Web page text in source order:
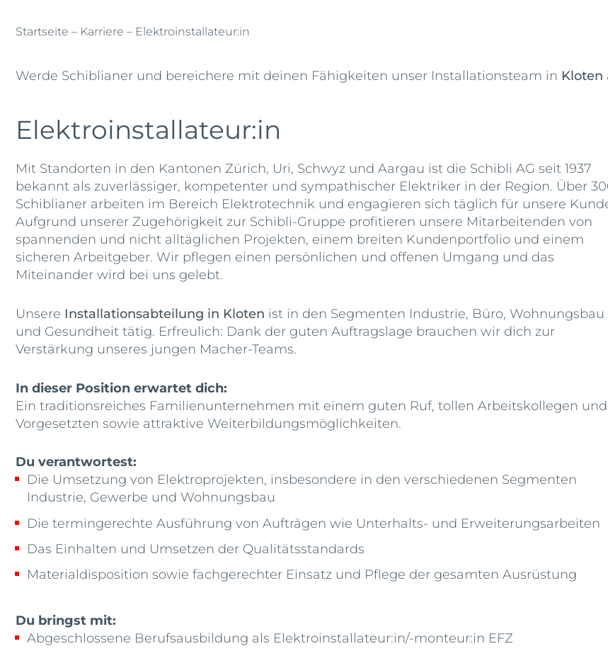
Startseite – Karriere – Elektroinstallateur:in
Werde Schiblianer und bereichere mit deinen Fähigkeiten unser Installationsteam in Kloten
Elektroinstallateur:in
Mit Standorten in den Kantonen Zürich, Uri, Schwyz und Aargau ist die Schibli AG seit 1937
bekannt als zuverlässiger, kompetenter und sympathischer Elektriker in der Region. Über
Schiblianer arbeiten im Bereich Elektrotechnik und engagieren sich täglich für unsere
Aufgrund unserer Zugehörigkeit zur Schibli-Gruppe profitieren unsere Mitarbeitenden von
spannenden und nicht alltäglichen Projekten, einem breiten Kundenportfolio und einem
sicheren Arbeitgeber. Wir pflegen einen persönlichen und offenen Umgang und das
Miteinander wird bei uns gelebt.
Unsere Installationsabteilung in Kloten ist in den Segmenten Industrie, Büro, Wohnungsbau
und Gesundheit tätig. Erfreulich: Dank der guten Auftragslage brauchen wir dich zur
Verstärkung unseres jungen Macher-Teams.
In dieser Position erwartet dich:
Ein traditionsreiches Familienunternehmen mit einem guten Ruf, tollen Arbeitskollegen und
Vorgesetzten sowie attraktive Weiterbildungsmöglichkeiten.
Du verantwortest:
Die Umsetzung von Elektroprojekten, insbesondere in den verschiedenen Segmenten
Industrie, Gewerbe und Wohnungsbau
Die termingerechte Ausführung von Aufträgen wie Unterhalts- und Erweiterungsarbeiten
Das Einhalten und Umsetzen der Qualitätsstandards
Materialdisposition sowie fachgerechter Einsatz und Pflege der gesamten Ausrüstung
Du bringst mit:
Abgeschlossene Berufsausbildung als Elektroinstallateur:in/-monteur:in EFZ